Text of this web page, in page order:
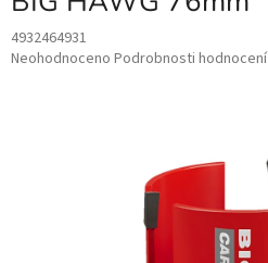
4932464931
Průměrné
Neohodnoceno Podrobnosti hodnocení